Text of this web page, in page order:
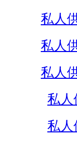
私人
私人
私人
私人
私人